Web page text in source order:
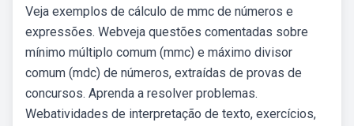
Veja exemplos de cálculo de mmc de números e
expressões. Webveja questões comentadas sobre
mínimo múltiplo comum (mmc) e máximo divisor
comum (mdc) de números, extraídas de provas de
concursos. Aprenda a resolver problemas.
Webatividades de interpretação de texto, exercícios,